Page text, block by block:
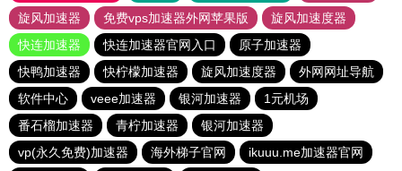
旋风加速器
免费vps加速器外网苹果版
旋风加速度器
快连加速器
快连加速器官网入口
原子加速器
快鸭加速器
快柠檬加速器 旋风加速度器
外网网址导航
软件中心
veee加速器 银河加速器
1元机场
番石榴加速器
青柠加速器
银河加速器
vp(永久免费)加速器
海外梯子官网
ikuuu.me加速器官网